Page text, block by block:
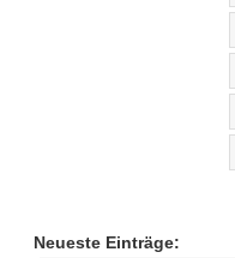
Neueste Einträge: